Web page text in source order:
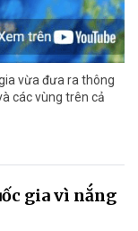
vừa đưa ra thông
các vùng trên cả
gia vì nắng